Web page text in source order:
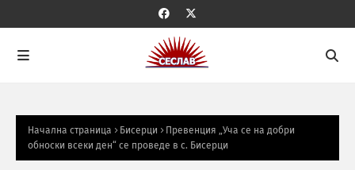
Начална страница Бисерци
Превенция „Уча се на добри
обноски всеки ден“ се проведе в с. Бисерци